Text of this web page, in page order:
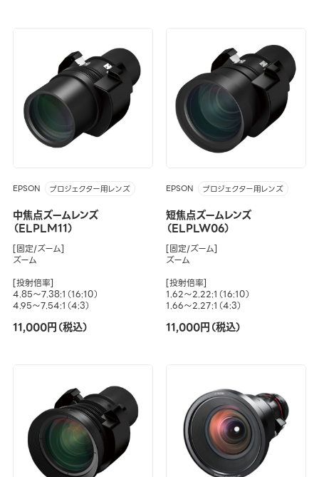
EPSON プロジェクター用レンズ
中焦点ズームレンズ
（ELPLM11）
[固定/ズーム]
ズーム
[投射倍率]
4.85～7.38:1（16:10）
4.95～7.54:1（4:3）
11,000円（税込）
EPSON プロジェクター用レンズ
短焦点ズームレンズ
（ELPLW06）
[固定/ズーム]
ズーム
[投射倍率]
1.62～2.22:1（16:10）
1.66～2.27:1（4:3）
11,000円（税込）